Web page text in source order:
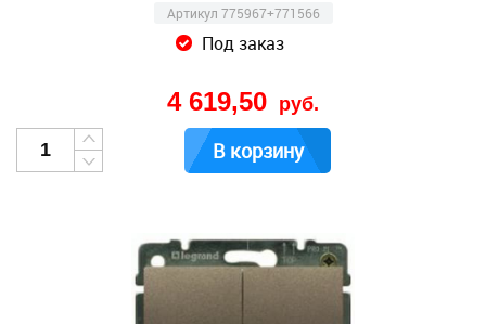
Артикул 775967+771566
Под заказ
4 619,50 руб.
В корзину